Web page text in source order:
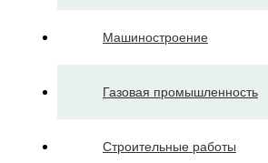
Машиностроение
Газовая промышленность
Строительные работы